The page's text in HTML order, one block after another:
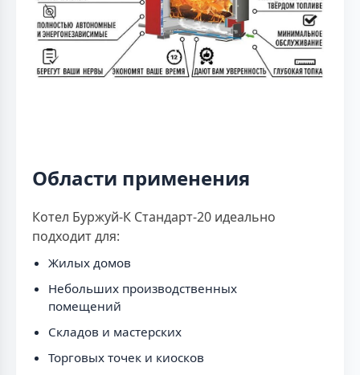
Области применения
Котел Буржуй-К Стандарт-20 идеально
подходит для:
Жилых домов
Небольших производственных
помещений
Складов и мастерских
Торговых точек и киосков